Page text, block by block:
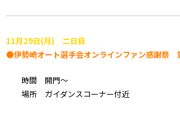
11月29日(月) 二日目
●伊勢崎オート選手会オンラインファン感謝祭
時間 開門～
場所 ガイダンスコーナー付近